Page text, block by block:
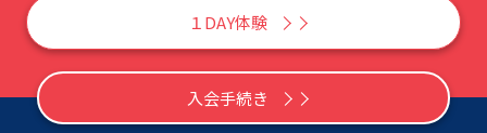
１DAY体験
入会手続き